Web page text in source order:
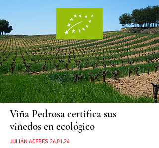
Viña Pedrosa certifica sus
viñedos en ecológico
JULIÁN ACEBES 26.01.24